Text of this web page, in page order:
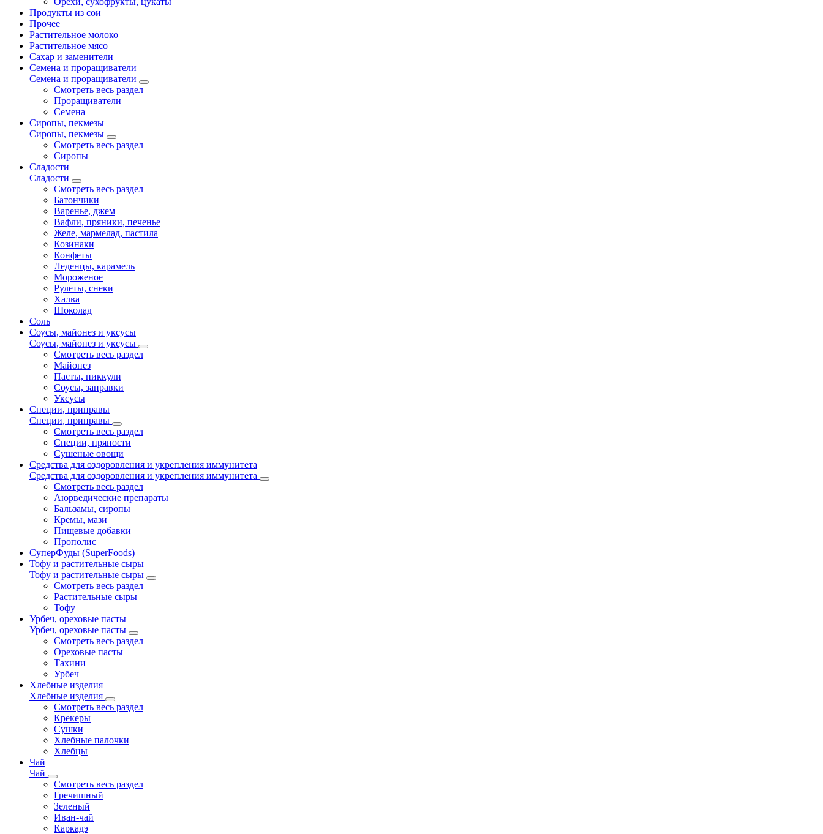
Продукты из сои
Прочее
Растительное молоко
Растительное мясо
Сахар и заменители
Семена и проращиватели
Семена и проращиватели
Смотреть весь раздел
Проращиватели
Семена
Сиропы, пекмезы
Сиропы, пекмезы
Смотреть весь раздел
Сиропы
Сладости
Сладости
Смотреть весь раздел
Батончики
Варенье, джем
Вафли, пряники, печенье
Желе, мармелад, пастила
Козинаки
Конфеты
Леденцы, карамель
Мороженое
Рулеты, снеки
Халва
Шоколад
Соль
Соусы, майонез и уксусы
Соусы, майонез и уксусы
Смотреть весь раздел
Майонез
Пасты, пиккули
Соусы, заправки
Уксусы
Специи, приправы
Специи, приправы
Смотреть весь раздел
Специи, пряности
Сушеные овощи
Средства для оздоровления и укрепления иммунитета
Средства для оздоровления и укрепления иммунитета
Смотреть весь раздел
Аюрведические препараты
Бальзамы, сиропы
Кремы, мази
Пищевые добавки
Прополис
СуперФуды (SuperFoods)
Тофу и растительные сыры
Тофу и растительные сыры
Смотреть весь раздел
Растительные сыры
Тофу
Урбеч, ореховые пасты
Урбеч, ореховые пасты
Смотреть весь раздел
Ореховые пасты
Тахини
Урбеч
Хлебные изделия
Хлебные изделия
Смотреть весь раздел
Крекеры
Сушки
Хлебные палочки
Хлебцы
Чай
Чай
Смотреть весь раздел
Гречишный
Зеленый
Иван-чай
Каркадэ